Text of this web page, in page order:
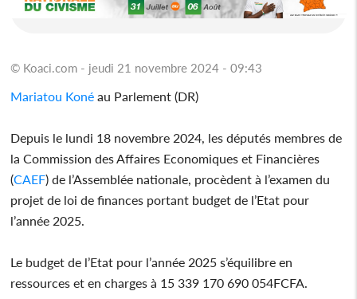
© Koaci.com - jeudi 21 novembre 2024 - 09:43
Mariatou Koné au Parlement (DR)
Depuis le lundi 18 novembre 2024, les députés membres de
la Commission des Affaires Economiques et Financières
(CAEF) de l’Assemblée nationale, procèdent à l’examen du
projet de loi de finances portant budget de l’Etat pour
l’année 2025.
Le budget de l’Etat pour l’année 2025 s’équilibre en
ressources et en charges à 15 339 170 690 054FCFA.